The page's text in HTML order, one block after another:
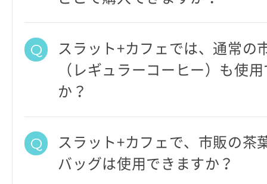
スラット+カフェでは、通常の
（レギュラーコーヒー）も使
か？
スラット+カフェで、市販の茶
バッグは使用できますか？